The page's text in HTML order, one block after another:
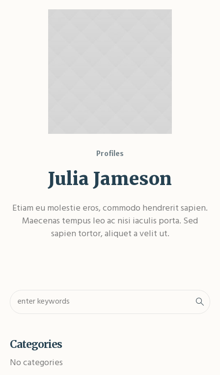
Profiles
Julia Jameson
Etiam eu molestie eros, commodo hendrerit sapien.
Maecenas tempus leo ac nisi iaculis porta. Sed
sapien tortor, aliquet a velit ut.
Categories
No categories